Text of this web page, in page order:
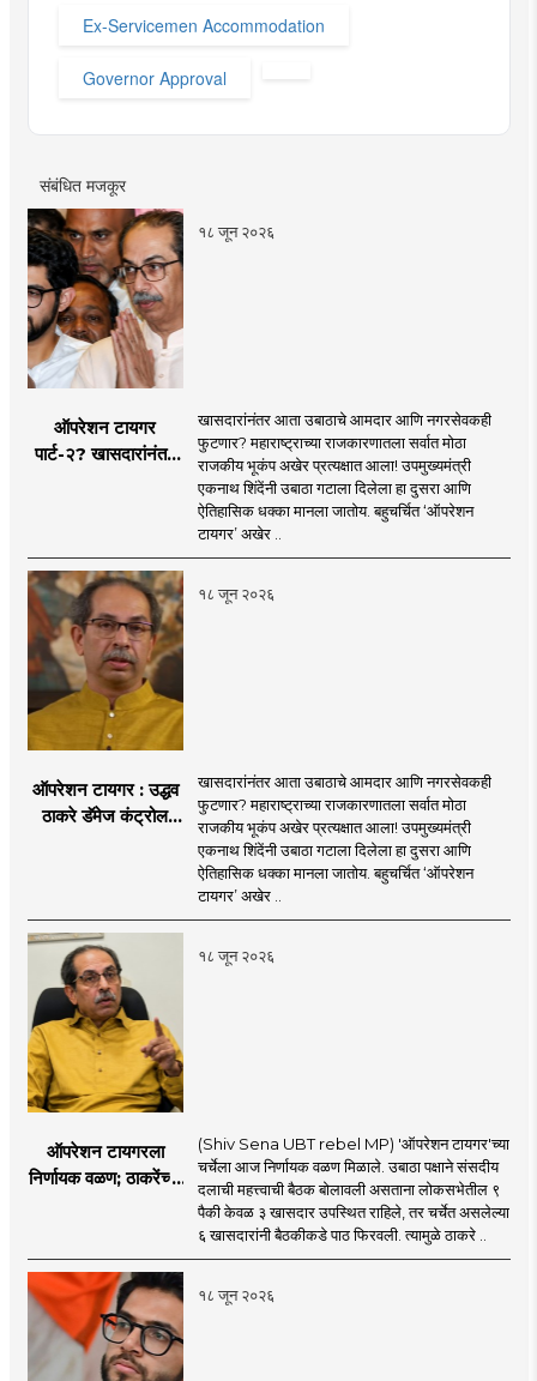
Ex-Servicemen Accommodation
Governor Approval
संबंधित मजकूर
१८ जून २०२६
ऑपरेशन टायगर
पार्ट-२? खासदारांनंतर
खासदारांनंतर आता उबाठाचे आमदार आणि नगरसेवकही
फुटणार? महाराष्ट्राच्या राजकारणातला सर्वात मोठा
राजकीय भूकंप अखेर प्रत्यक्षात आला! उपमुख्यमंत्री
एकनाथ शिंदेंनी उबाठा गटाला दिलेला हा दुसरा आणि
ऐतिहासिक धक्का मानला जातोय. बहुचर्चित ‘ऑपरेशन
टायगर’ अखेर ..
१८ जून २०२६
ऑपरेशन टायगर : उद्धव
ठाकरे डॅमेज कंट्रोल
शिंदेंकडे जाण्याच्या चर्चा
सुरू
खासदारांनंतर आता उबाठाचे आमदार आणि नगरसेवकही
फुटणार? महाराष्ट्राच्या राजकारणातला सर्वात मोठा
राजकीय भूकंप अखेर प्रत्यक्षात आला! उपमुख्यमंत्री
एकनाथ शिंदेंनी उबाठा गटाला दिलेला हा दुसरा आणि
ऐतिहासिक धक्का मानला जातोय. बहुचर्चित ‘ऑपरेशन
टायगर’ अखेर ..
१८ जून २०२६
ऑपरेशन टायगरला
निर्णायक वळण; ठाकरेंच्या
विलीन होण्याचा प्रस्ताव?
(Shiv Sena UBT rebel MP) 'ऑपरेशन टायगर'च्या
चर्चेला आज निर्णायक वळण मिळाले. उबाठा पक्षाने संसदीय
दलाची महत्त्वाची बैठक बोलावली असताना लोकसभेतील ९
पैकी केवळ ३ खासदार उपस्थित राहिले, तर चर्चेत असलेल्या
६ खासदारांनी बैठकीकडे पाठ फिरवली. त्यामुळे ठाकरे ..
१८ जून २०२६